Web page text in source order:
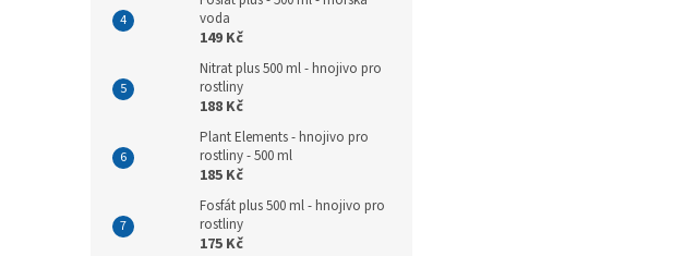
voda
149 Kč
Nitrat plus 500 ml - hnojivo pro
rostliny
188 Kč
Plant Elements - hnojivo pro
rostliny - 500 ml
185 Kč
Fosfát plus 500 ml - hnojivo pro
rostliny
175 Kč